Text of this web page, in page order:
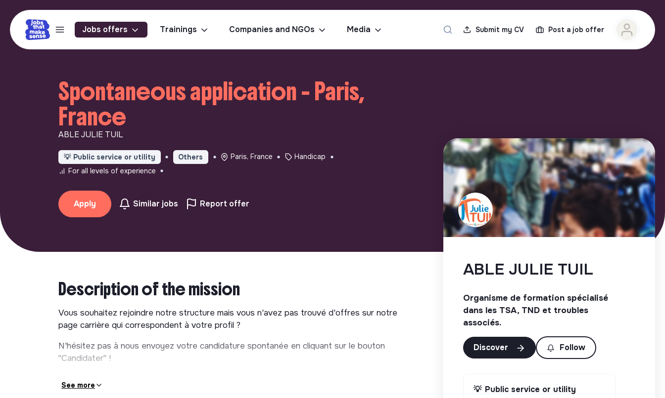
Jobs offers Trainings Companies and NGOs Media Submit my CV Post a job offer
Spontaneous application - Paris,
France
ABLE JULIE TUIL
💡 Public service or utility Others Paris, France
Handicap
For all levels of experience
Apply Similar jobs Report offer
Description of the mission
Vous souhaitez rejoindre notre structure mais vous n'avez pas trouvé d'offres sur notre
page carrière qui correspondent à votre profil ?
N'hésitez pas à nous envoyez votre candidature spontanée en cliquant sur le bouton
"Candidater" !
See more
ABLE JULIE TUIL
Organisme de formation spécialisé
dans les TSA, TND et troubles
associés.
Discover Follow
💡 Public service or utility